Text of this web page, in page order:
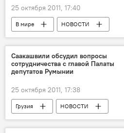
25 октября 2011, 17:40
В мире НОВОСТИ
Саакашвили обсудил вопросы
сотрудничества с главой Палаты
депутатов Румынии
25 октября 2011, 17:38
Грузия НОВОСТИ